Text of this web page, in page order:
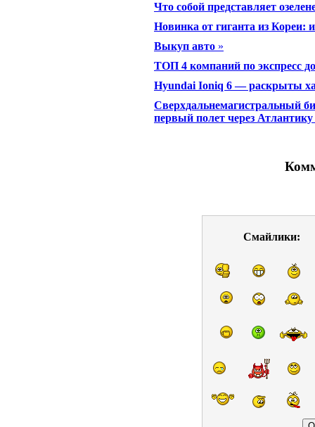
Что собой представляет
Новинка от гиганта из Кореи:
Выкуп авто »
ТОП 4 компаний по экспресс
Hyundai Ioniq 6 — раскрыты
Сверхдальнемагистральный
первый полет через Атлантику
Смайлики: